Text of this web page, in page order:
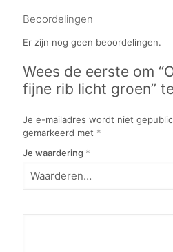
Beoordelingen
Er zijn nog geen beoordelingen.
Wees de eerste om
fijne rib licht groen”
Je e-mailadres wordt niet
gemarkeerd met *
Je waardering *